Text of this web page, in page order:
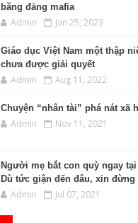
băng đảng mafia
Admin Jan 25, 2023
Giáo dục Việt Nam một thập
chưa được giải quyết
Admin Aug 11, 2022
Chuyện “nhân tài” phá nát xã
Admin Nov 11, 2021
Người mẹ bắt con quỳ ngay
Dù tức giận đến đâu, xin đừng
Admin Jul 07, 2021